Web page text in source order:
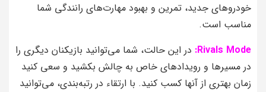
خودروهای جدید، تمرین و بهبود مهارت‌های رانندگی شما
مناسب است.
Rivals Mode: در این حالت، شما می‌توانید بازیکنان دیگری را
در مسیرها و رویدادهای خاص به چالش بکشید و سعی کنید
زمان بهتری از آنها کسب کنید. با ارتقاء در رتبه‌بندی، می‌توانید